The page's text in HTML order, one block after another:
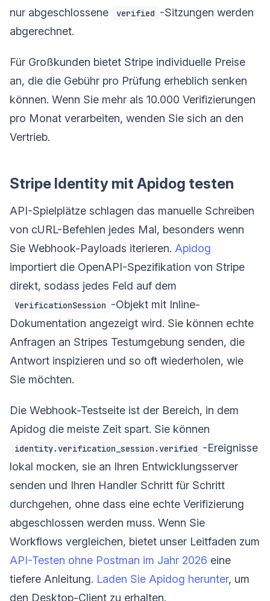
nur abgeschlossene verified -Sitzungen werden
abgerechnet.
Für Großkunden bietet Stripe individuelle Preise
an, die die Gebühr pro Prüfung erheblich senken
können. Wenn Sie mehr als 10.000 Verifizierungen
pro Monat verarbeiten, wenden Sie sich an den
Vertrieb.
Stripe Identity mit Apidog testen
API-Spielplätze schlagen das manuelle Schreiben
von cURL-Befehlen jedes Mal, besonders wenn
Sie Webhook-Payloads iterieren. Apidog
importiert die OpenAPI-Spezifikation von Stripe
direkt, sodass jedes Feld auf dem
VerificationSession -Objekt mit Inline-
Dokumentation angezeigt wird. Sie können echte
Anfragen an Stripes Testumgebung senden, die
Antwort inspizieren und so oft wiederholen, wie
Sie möchten.
Die Webhook-Testseite ist der Bereich, in dem
Apidog die meiste Zeit spart. Sie können
identity.verification_session.verified -Ereignisse
lokal mocken, sie an Ihren Entwicklungsserver
senden und Ihren Handler Schritt für Schritt
durchgehen, ohne dass eine echte Verifizierung
abgeschlossen werden muss. Wenn Sie
Workflows vergleichen, bietet unser Leitfaden zum
API-Testen ohne Postman im Jahr 2026 eine
tiefere Anleitung. Laden Sie Apidog herunter, um
den Desktop-Client zu erhalten.